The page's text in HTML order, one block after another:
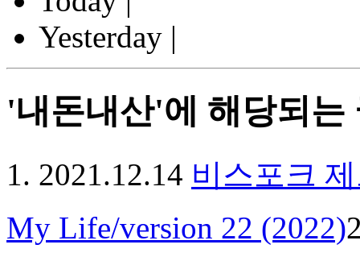
Yesterday |
'내돈내산'에 해당되는
2021.12.14 비스포크
My Life/version 22 (2022)